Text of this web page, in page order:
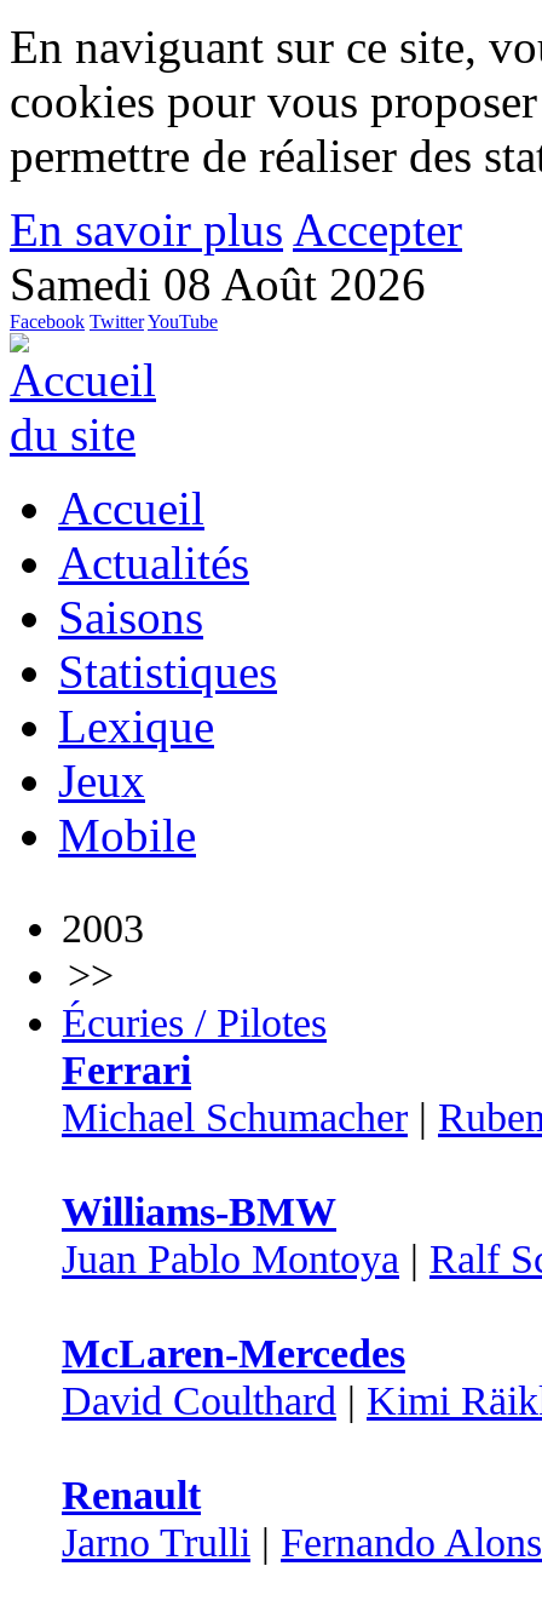
En naviguant sur ce site,
cookies pour vous
permettre de réaliser des
En savoir plus Accepter
Samedi 08 Août 2026
Facebook TwitterYouTube
Accueil
Actualités
Saisons
Statistiques
Lexique
Jeux
Mobile
2003
>>
Écuries / Pilotes
Ferrari
Michael Schumacher |
Williams-BMW
Juan Pablo Montoya | Ralf
McLaren-Mercedes
David Coulthard | Kimi
Renault
Jarno Trulli | Fernando